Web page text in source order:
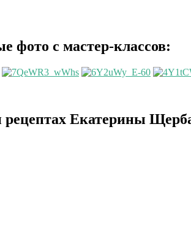
фото с мастер-классов:
Екатерины